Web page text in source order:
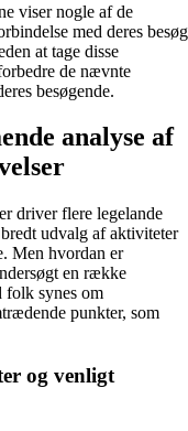
viser nogle af de
med deres besøg
at tage disse
de nævnte
besøgende.
analyse af
driver flere legelande
udvalg af aktiviteter
Men hvordan er
en række
folk synes om
punkter, som
og venligt